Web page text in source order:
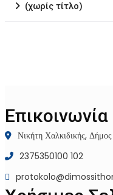
(χωρίς τίτλο)
Επικοινωνία
Νικήτη Χαλκιδικής,
2375350100 102